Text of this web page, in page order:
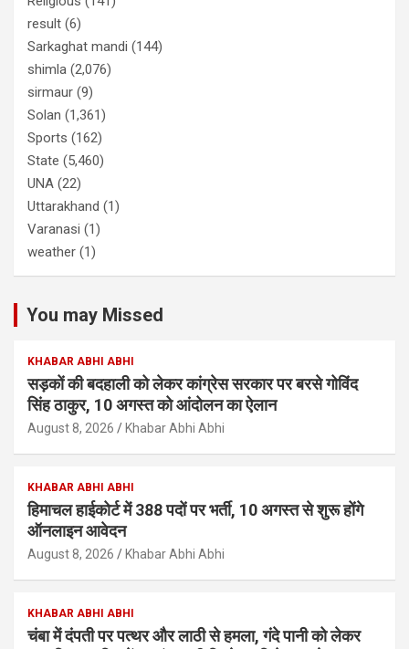
result (6)
Sarkaghat mandi (144)
shimla (2,076)
sirmaur (9)
Solan (1,361)
Sports (162)
State (5,460)
UNA (22)
Uttarakhand (1)
Varanasi (1)
weather (1)
You may Missed
KHABAR ABHI ABHI
सड़कों की बदहाली को लेकर कांग्रेस सरकार पर बरसे गोविंद
सिंह ठाकुर, 10 अगस्त को आंदोलन का ऐलान
August 8, 2026 Khabar Abhi Abhi
KHABAR ABHI ABHI
हिमाचल हाईकोर्ट में 388 पदों पर भर्ती, 10 अगस्त से शुरू होंगे
ऑनलाइन आवेदन
August 8, 2026 Khabar Abhi Abhi
KHABAR ABHI ABHI
चंबा में दंपती पर पत्थर और लाठी से हमला, गंदे पानी को लेकर